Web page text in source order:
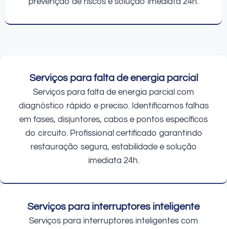
Serviços para falta de energia parcial
Serviços para falta de energia parcial com
diagnóstico rápido e preciso. Identificamos falhas
em fases, disjuntores, cabos e pontos específicos
do circuito. Profissional certificado garantindo
restauração segura, estabilidade e solução
imediata 24h.
Serviços para interruptores inteligente
Serviços para interruptores inteligentes com